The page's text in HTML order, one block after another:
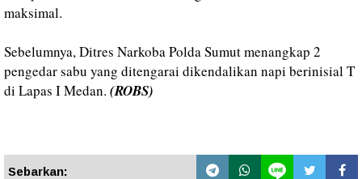
maksimal.
Sebelumnya, Ditres Narkoba Polda Sumut menangkap 2
pengedar sabu yang ditengarai dikendalikan napi berinisial T
di Lapas I Medan. (ROBS)
Sebarkan: